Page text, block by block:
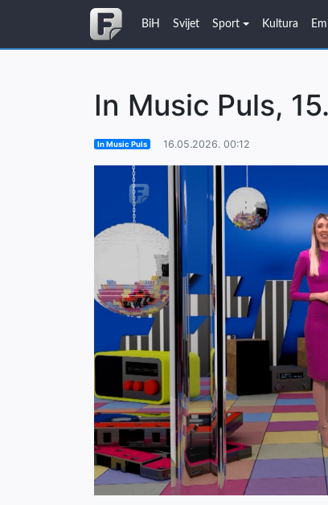
BiH Svijet Sport Kultura
In Music Puls,
In Music Puls 16.05.2026. 00:12